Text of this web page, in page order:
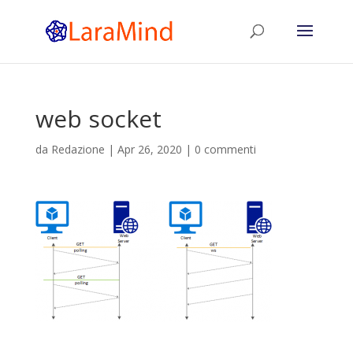
web socket
da Redazione | Apr 26, 2020 | 0 commenti